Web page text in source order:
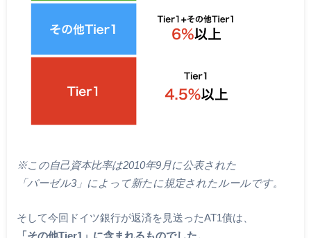
※この自己資本比率は2010年9月に公表された
「バーゼル3」によって新たに規定されたルールです。
そして今回ドイツ銀行が返済を見送ったAT1債は、